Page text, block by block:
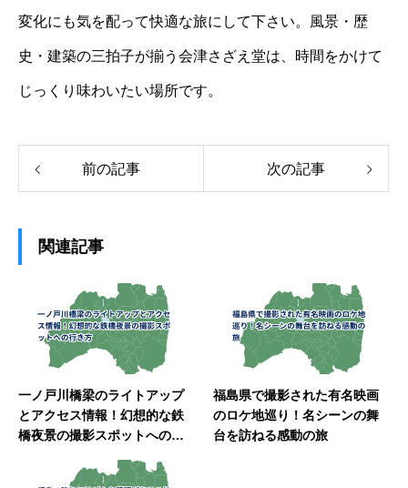
変化にも気を配って快適な旅にして下さい。風景・歴
史・建築の三拍子が揃う会津さざえ堂は、時間をかけて
じっくり味わいたい場所です。
前の記事 次の記事
関連記事
一ノ戸川橋梁のライトアップ
とアクセス情報！幻想的な鉄
橋夜景の撮影スポットへの行
福島県で撮影された有名映画
のロケ地巡り！名シーンの舞
台を訪ねる感動の旅